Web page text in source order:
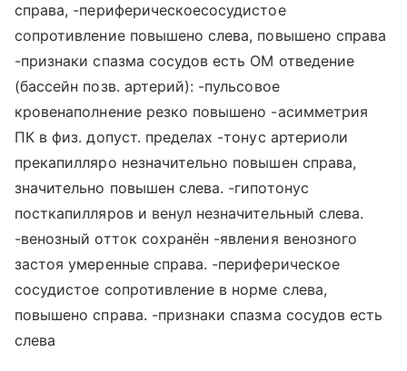
справа, -периферическоесосудистое
сопротивление повышено слева, повышено справа
-признаки спазма сосудов есть OM отведение
(бассейн позв. артерий): -пульсовое
кровенаполнение резко повышено -асимметрия
ПК в физ. допуст. пределах -тонус артериоли
прекапилляро незначительно повышен справа,
значительно повышен слева. -гипотонус
посткапилляров и венул незначительный слева.
-венозный отток сохранён -явления венозного
застоя умеренные справа. -периферическое
сосудистое сопротивление в норме слева,
повышено справа. -признаки спазма сосудов есть
слева